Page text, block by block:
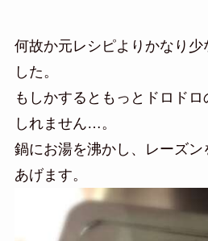
何故か元レシピよりかなり少
した。
もしかするともっとドロド
しれません…。
鍋にお湯を沸かし、レーズン
あげます。